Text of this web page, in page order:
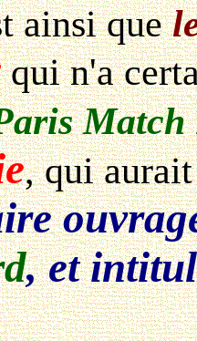
que
qui n'a
Match
, qui
, et